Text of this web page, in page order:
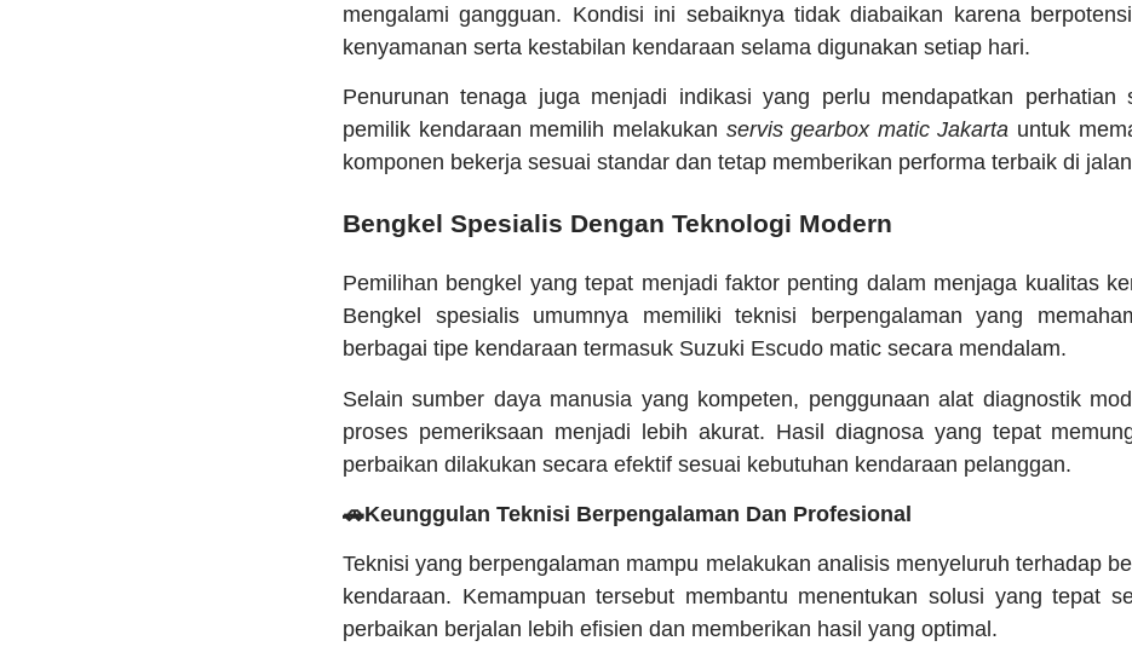
mengalami gangguan. Kondisi ini sebaiknya tidak diabaikan karena
kenyamanan serta kestabilan kendaraan selama digunakan setiap hari.
Penurunan tenaga juga menjadi indikasi yang perlu mendapatkan perhatian
pemilik kendaraan memilih melakukan servis gearbox matic Jakarta untuk
komponen bekerja sesuai standar dan tetap memberikan performa terbaik di
Bengkel Spesialis Dengan Teknologi Modern
Pemilihan bengkel yang tepat menjadi faktor penting dalam menjaga kualitas
Bengkel spesialis umumnya memiliki teknisi berpengalaman yang
berbagai tipe kendaraan termasuk Suzuki Escudo matic secara mendalam.
Selain sumber daya manusia yang kompeten, penggunaan alat diagnostik
proses pemeriksaan menjadi lebih akurat. Hasil diagnosa yang tepat
perbaikan dilakukan secara efektif sesuai kebutuhan kendaraan pelanggan.
🚗Keunggulan Teknisi Berpengalaman Dan Profesional
Teknisi yang berpengalaman mampu melakukan analisis menyeluruh terhadap
kendaraan. Kemampuan tersebut membantu menentukan solusi yang tepat
perbaikan berjalan lebih efisien dan memberikan hasil yang optimal.